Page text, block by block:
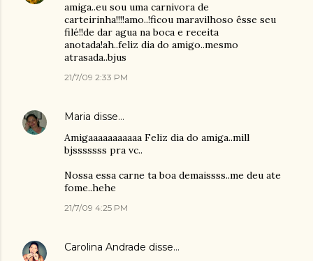
amiga..eu sou uma carnivora de
carteirinha!!!!amo..!ficou maravilhoso êsse seu
filé!!de dar agua na boca e receita
anotada!ah..feliz dia do amigo..mesmo
atrasada..bjus
21/7/09 2:33 PM
Maria disse…
Amigaaaaaaaaaaa Feliz dia do amiga..mill
bjsssssss pra vc..
Nossa essa carne ta boa demaissss..me deu ate
fome..hehe
21/7/09 4:25 PM
Carolina Andrade disse…